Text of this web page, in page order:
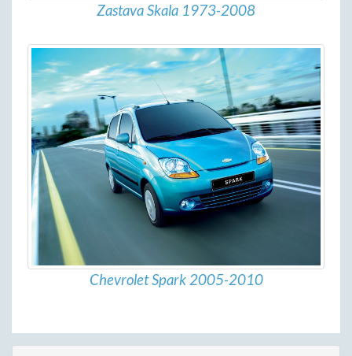
Zastava Skala 1973-2008
Chevrolet Spark 2005-2010